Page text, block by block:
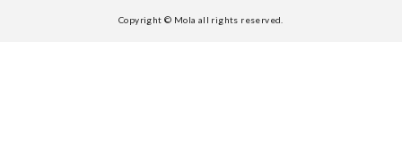
Copyright © Mola all rights reserved.